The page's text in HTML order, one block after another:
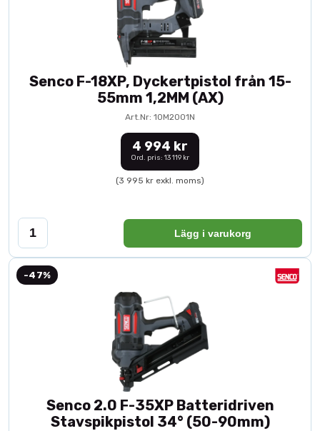
Senco F-18XP, Dyckertpistol från 15-
55mm 1,2MM (AX)
Art.Nr: 10M2001N
4 994 kr
Ord. pris: 13 119 kr
(3 995 kr exkl. moms)
Lägg i varukorg
-47%
Senco 2.0 F-35XP Batteridriven
Stavspikpistol 34° (50-90mm)